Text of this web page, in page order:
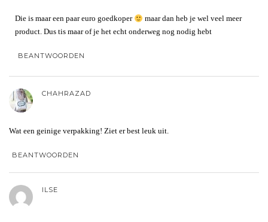
Die is maar een paar euro goedkoper
maar dan heb je wel veel meer
product. Dus tis maar of je het echt onderweg nog nodig hebt
BEANTWOORDEN
CHAHRAZAD
Wat een geinige verpakking! Ziet er best leuk uit.
BEANTWOORDEN
ILSE